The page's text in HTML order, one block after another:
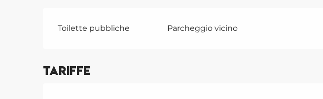
Toilette pubbliche Parcheggio vicino
Tariffe